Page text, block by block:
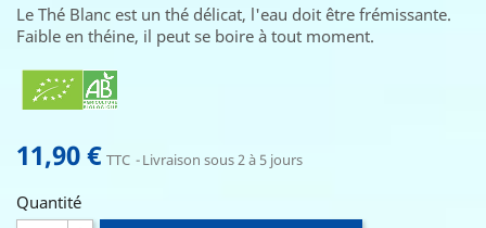
Le Thé Blanc est un thé délicat, l'eau doit être frémissante.
Faible en théine, il peut se boire à tout moment.
11,90 € TTC Livraison sous 2 à 5 jours
Quantité